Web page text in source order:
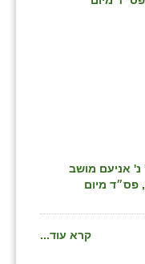
24 פלד ואח' נ' אניעם מושב
פס״ד מיום
קרא עוד...